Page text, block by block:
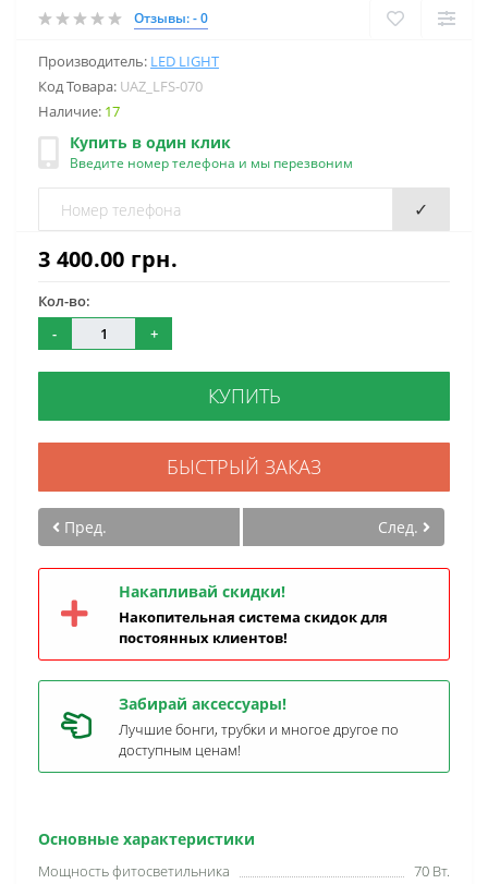
Отзывы: - 0
Производитель: LED LIGHT
Код Товара: UAZ_LFS-070
Наличие: 17
Купить в один клик
Введите номер телефона и мы перезвоним
✓
Основные характеристики
Мощность фитосветильника
70 Вт.
3 400.00 грн.
Кол-во:
-
+
КУПИТЬ
БЫСТРЫЙ ЗАКАЗ
Пред. След.
Накапливай скидки!
Накопительная система скидок для
постоянных клиентов!
Забирай аксессуары!
Лучшие бонги, трубки и многое другое по
доступным ценам!